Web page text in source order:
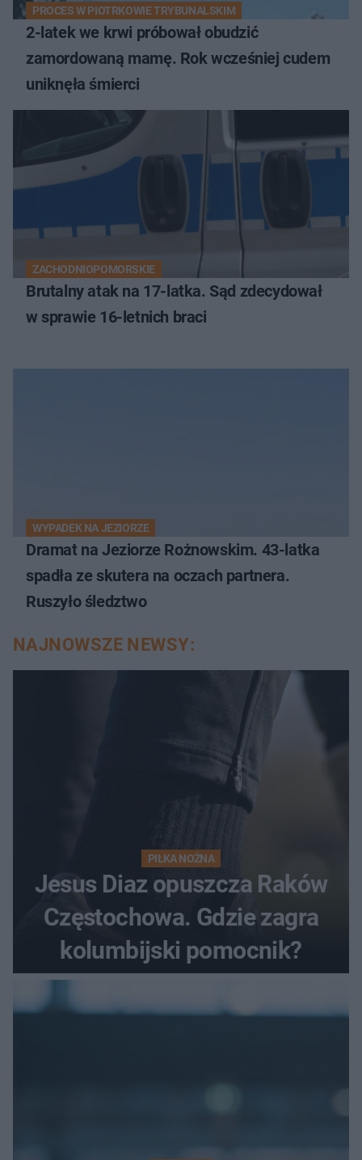
PROCES W PIOTRKOWIE TRYBUNALSKIM
2-latek we krwi próbował obudzić
zamordowaną mamę. Rok wcześniej cudem
uniknęła śmierci
ZACHODNIOPOMORSKIE
Brutalny atak na 17-latka. Sąd zdecydował
w sprawie 16-letnich braci
WYPADEK NA JEZIORZE
Dramat na Jeziorze Rożnowskim. 43-latka
spadła ze skutera na oczach partnera.
Ruszyło śledztwo
NAJNOWSZE NEWSY:
PIŁKA NOŻNA
Jesus Diaz opuszcza Raków
Częstochowa. Gdzie zagra
kolumbijski pomocnik?